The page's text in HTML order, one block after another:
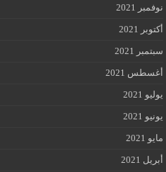
نوفمبر 2021
أكتوبر 2021
سبتمبر 2021
أغسطس 2021
يوليو 2021
يونيو 2021
مايو 2021
أبريل 2021